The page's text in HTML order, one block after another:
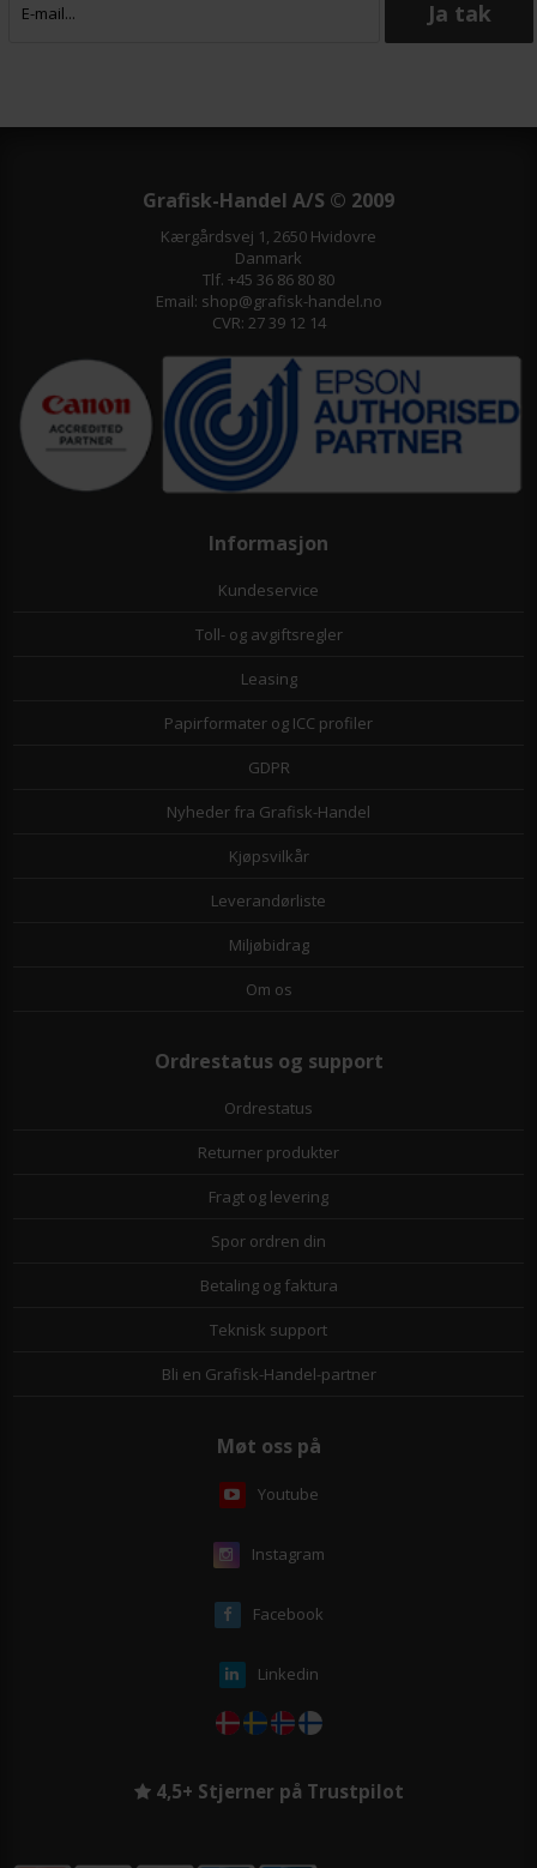
Grafisk-Handel A/S © 2009
Kærgårdsvej 1, 2650 Hvidovre
Danmark
Tlf. +45 36 86 80 80
Email: shop@grafisk-handel.no
CVR: 27 39 12 14
Informasjon
Kundeservice
Toll- og avgiftsregler
Leasing
Papirformater og ICC profiler
GDPR
Nyheder fra Grafisk-Handel
Kjøpsvilkår
Leverandørliste
Miljøbidrag
Om os
Ordrestatus og support
Ordrestatus
Returner produkter
Fragt og levering
Spor ordren din
Betaling og faktura
Teknisk support
Bli en Grafisk-Handel-partner
Møt oss på
Youtube
Instagram
Facebook
Linkedin
4,5+ Stjerner på Trustpilot